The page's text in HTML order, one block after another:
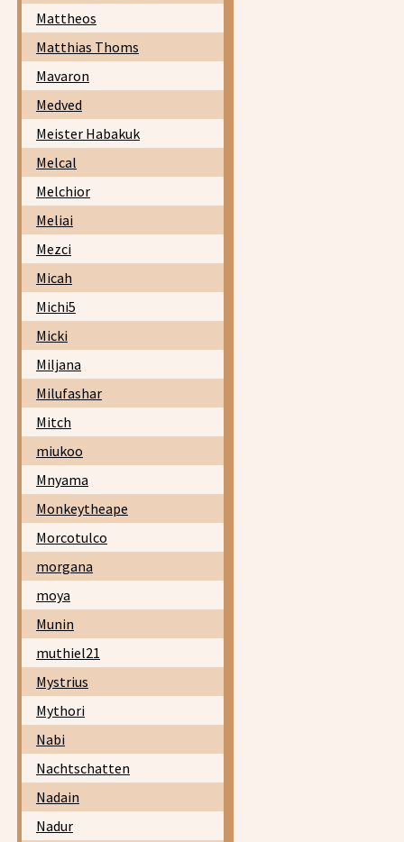
Mattheos
Matthias Thoms
Mavaron
Medved
Meister Habakuk
Melcal
Melchior
Meliai
Mezci
Micah
Michi5
Micki
Miljana
Milufashar
Mitch
miukoo
Mnyama
Monkeytheape
Morcotulco
morgana
moya
Munin
muthiel21
Mystrius
Mythori
Nabi
Nachtschatten
Nadain
Nadur